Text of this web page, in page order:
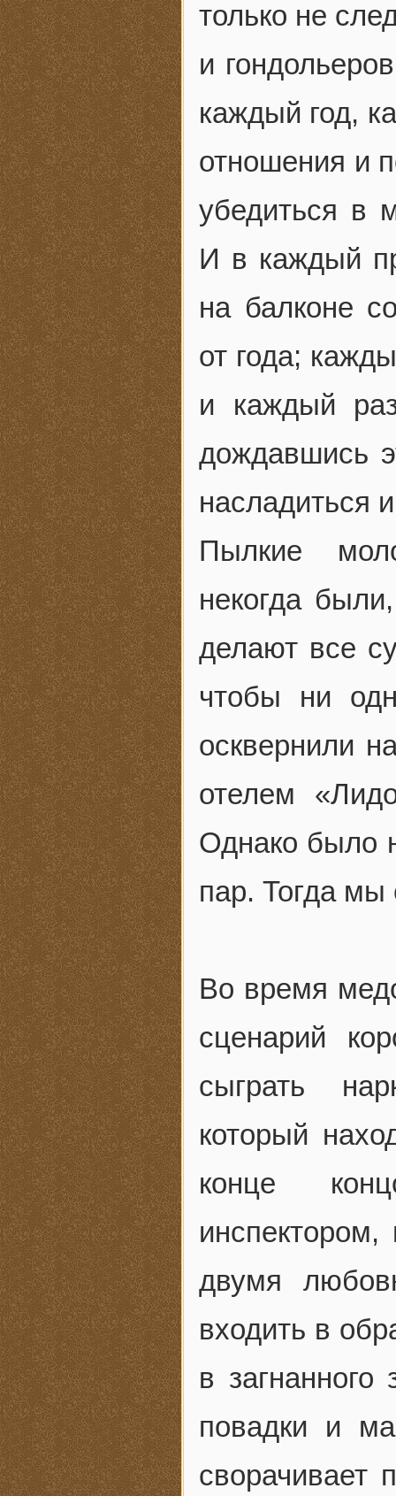
только не
и
каждый год,
отношения и
убедиться в
И в каждый
на балконе
от года;
и каждый
дождавшись
насладиться
Пылкие
некогда
делают все
чтобы ни
осквернили
отелем
Однако было
пар. Тогда
Во время
сценарий
сыграть
который
конце
двумя
входить в
в загнанного
повадки и
сворачивает